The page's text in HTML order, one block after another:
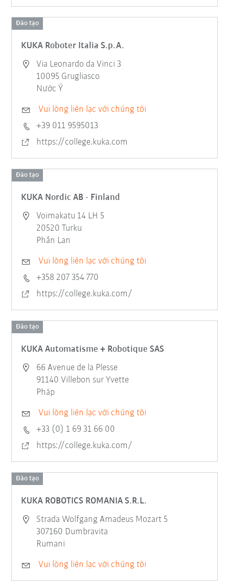
Đào tạo
KUKA Roboter Italia S.p.A.
Via Leonardo da Vinci 3
10095 Grugliasco
Nước Ý
Vui lòng liên lạc với chúng tôi
+39 011 9595013
https://college.kuka.com
Đào tạo
KUKA Nordic AB - Finland
Voimakatu 14 LH 5
20520 Turku
Phần Lan
Vui lòng liên lạc với chúng tôi
+358 207 354 770
https://college.kuka.com/
Đào tạo
KUKA Automatisme + Robotique SAS
66 Avenue de la Plesse
91140 Villebon sur Yvette
Pháp
Vui lòng liên lạc với chúng tôi
+33 (0) 1 69 31 66 00
https://college.kuka.com/
Đào tạo
KUKA ROBOTICS ROMANIA S.R.L.
Strada Wolfgang Amadeus Mozart 5
307160 Dumbravita
Rumani
Vui lòng liên lạc với chúng tôi